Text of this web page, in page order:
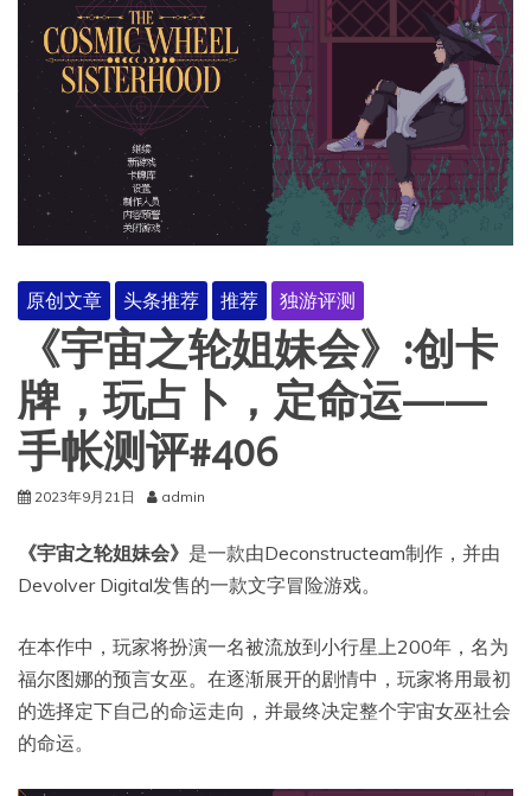
原创文章 头条推荐 推荐 独游评测
《宇宙之轮姐妹会》:创卡
牌，玩占卜，定命运——
手帐测评#406
2023年9月21日 admin
《宇宙之轮姐妹会》 是一款由Deconstructeam制作，并由
Devolver Digital发售的一款文字冒险游戏。
在本作中，玩家将扮演一名被流放到小行星上200年，名为
福尔图娜的预言女巫。在逐渐展开的剧情中，玩家将用最初
的选择定下自己的命运走向，并最终决定整个宇宙女巫社会
的命运。